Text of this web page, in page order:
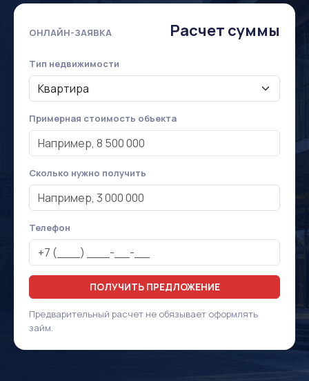
ОНЛАЙН-ЗАЯВКА Расчет суммы
Тип недвижимости
Примерная стоимость объекта
Сколько нужно получить
Телефон
ПОЛУЧИТЬ ПРЕДЛОЖЕНИЕ
Предварительный расчет не обязывает оформлять
займ.